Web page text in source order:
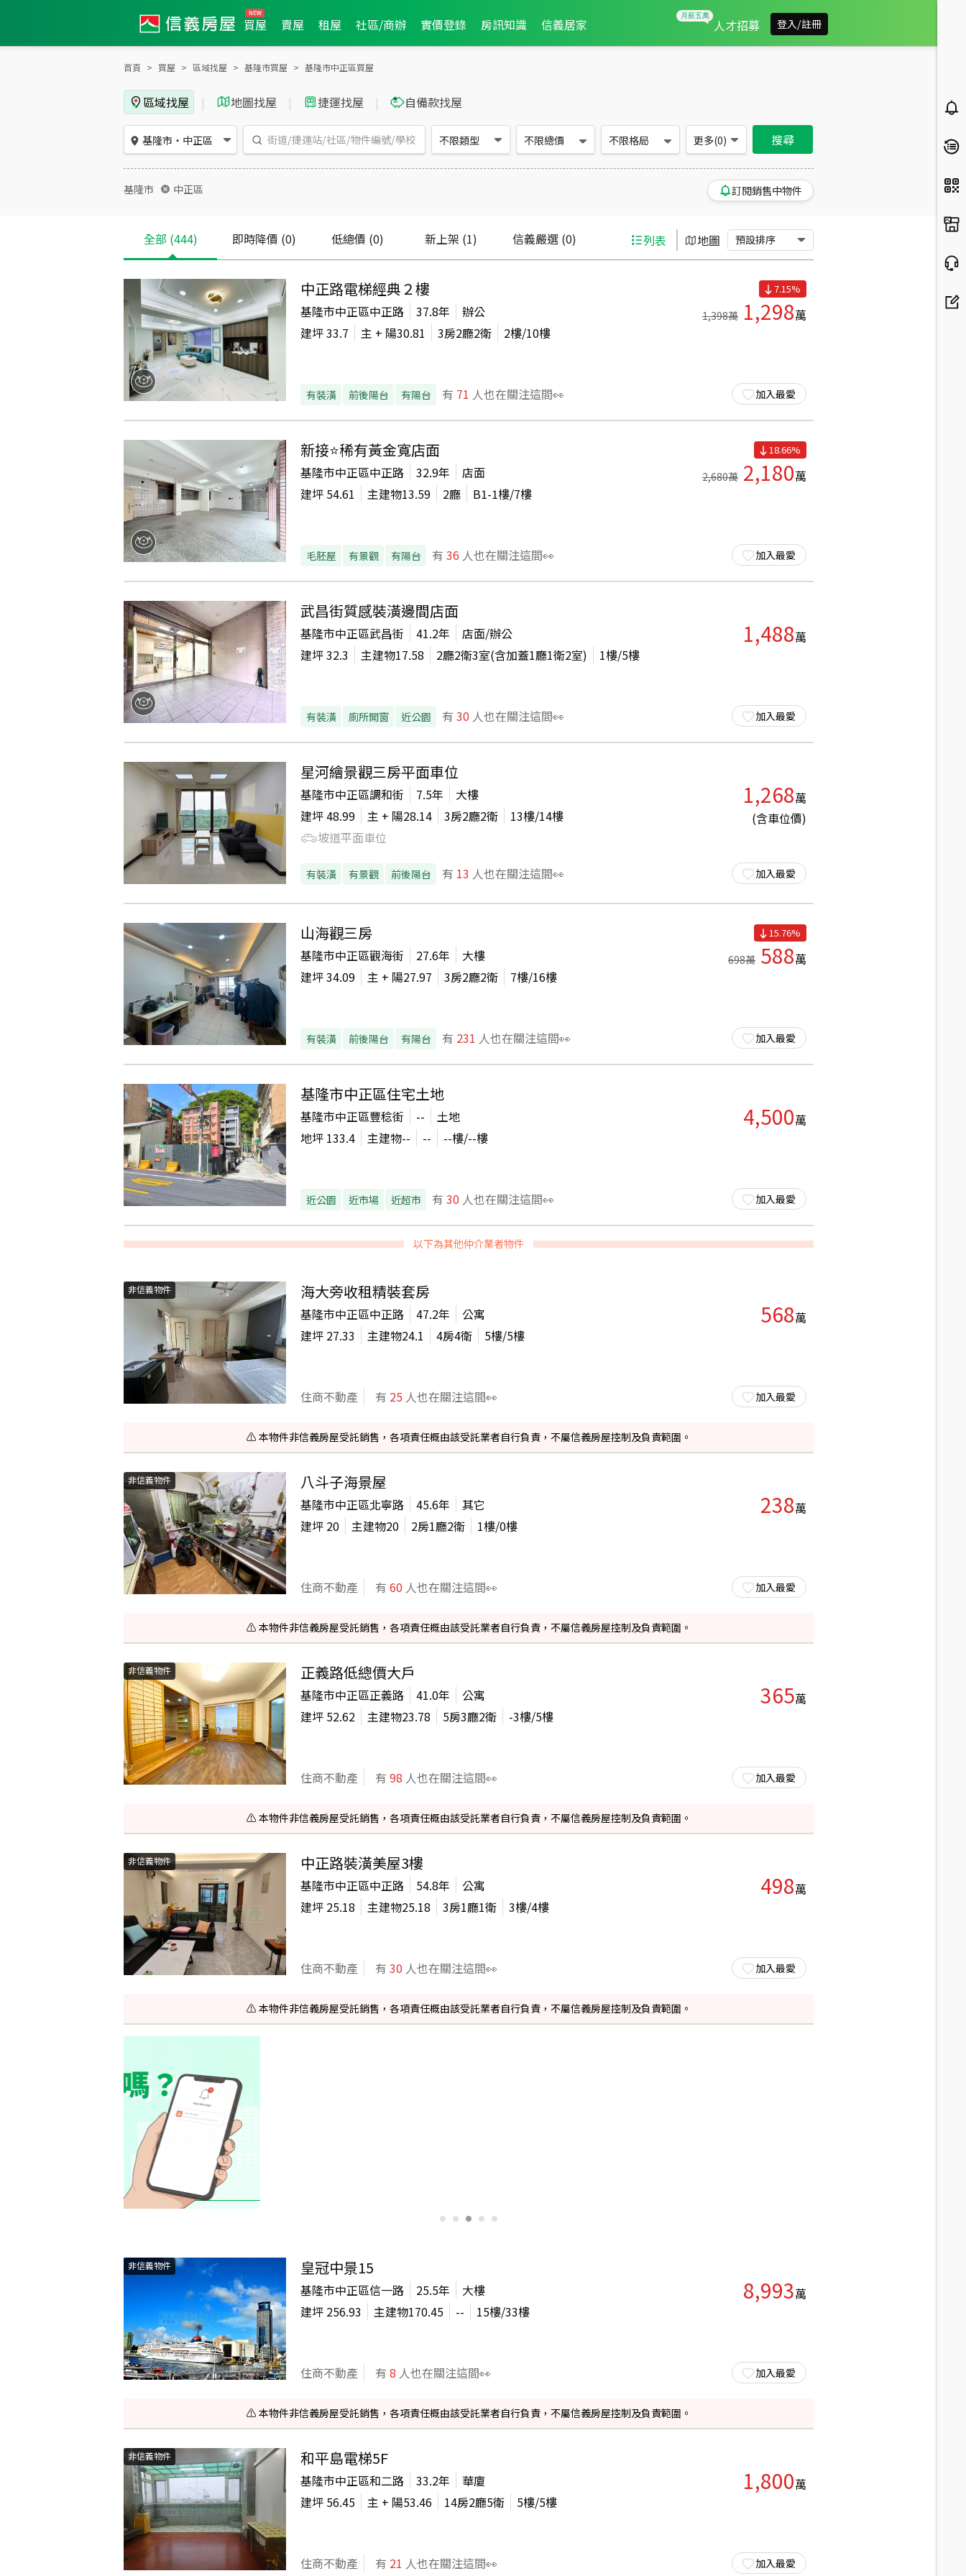
買屋 賣屋 租屋 社區/商辦 實價登錄 房訊知識 信義居家 人才招募 登入/註冊
首頁 買屋 區域找屋 基隆市買屋 基隆市中正區買屋
區域找屋 | 地圖找屋 | 捷運找屋 | 自備款找屋
基隆市 ・ 中正區 不限類型 不限總價 不限格局 更多(0) 搜尋
基隆市 中正區 訂閱銷售中物件
全部 (444) 即時降價 (0) 低總價 (0) 新上架 (1) 信義嚴選(0) 列表 地圖 預設排序
中正路電梯經典２樓
基隆市中正區中正路 37.8年
辦公
建坪33.7 主 + 陽30.81 3房2廳2衛 2樓/10樓
有裝潢 前後陽台 有陽台 有 71 人也在關注這間👀
7.15%
1,398萬 1,298萬
加入最愛
新接⭐稀有黃金寬店面
基隆市中正區中正路 32.9年
店面
建坪 54.61 主建物13.59 2廳 B1-1樓/7樓
毛胚屋 有景觀 有陽台 有 36 人也在關注這間👀
18.66%
2,680萬 2,180萬
加入最愛
武昌街質感裝潢邊間店面
基隆市中正區武昌街 41.2年
店面/辦公
建坪32.3 主建物17.58 2廳2衛3室(含加蓋1廳1衛2室) 1樓/5樓
有裝潢 廁所開窗 近公園 有 30 人也在關注這間👀
1,488萬
加入最愛
星河繪景觀三房平面車位
基隆市中正區調和街 7.5年
大樓
建坪48.99 主 + 陽28.14 3房2廳2衛 13樓/14樓
坡道平面車位
有裝潢 有景觀 前後陽台 有 13 人也在關注這間👀
1,268萬
(含車位價)
加入最愛
山海觀三房
基隆市中正區觀海街 27.6年
大樓
建坪34.09 主 + 陽27.97 3房2廳2衛 7樓/16樓
有裝潢 前後陽台 有陽台 有 231 人也在關注這間👀
15.76%
698萬 588萬
加入最愛
基隆市中正區住宅土地
基隆市中正區豐稔街 --
土地
地坪 133.4 主建物-- -- --樓/--樓
近公園 近市場 近超市 有 30 人也在關注這間👀
4,500萬
加入最愛
以下為其他仲介業者物件
非信義物件 海大旁收租精裝套房
基隆市中正區中正路 47.2年
公寓
建坪 27.33 主建物24.1 4房4衛 5樓/5樓
住商不動產 有 25 人也在關注這間👀
568萬
加入最愛
⚠️ 本物件非信義房屋受託銷售，各項責任概由該受託業者自行負責，不屬信義房屋控制及負責範圍。
非信義物件 八斗子海景屋
基隆市中正區北寧路 45.6年
其它
建坪 20 主建物20 2房1廳2衛 1樓/0樓
住商不動產 有 60 人也在關注這間👀
238萬
加入最愛
⚠️ 本物件非信義房屋受託銷售，各項責任概由該受託業者自行負責，不屬信義房屋控制及負責範圍。
非信義物件 正義路低總價大戶
基隆市中正區正義路 41.0年
公寓
建坪 52.62 主建物23.78 5房3廳2衛 -3樓/5樓
住商不動產 有 98 人也在關注這間👀
365萬
加入最愛
⚠️ 本物件非信義房屋受託銷售，各項責任概由該受託業者自行負責，不屬信義房屋控制及負責範圍。
非信義物件 中正路裝潢美屋3樓
基隆市中正區中正路 54.8年
公寓
建坪 25.18 主建物25.18 3房1廳1衛 3樓/4樓
住商不動產 有 30 人也在關注這間👀
498萬
加入最愛
⚠️ 本物件非信義房屋受託銷售，各項責任概由該受託業者自行負責，不屬信義房屋控制及負責範圍。
非信義物件 皇冠中景15
基隆市中正區信一路 25.5年
大樓
建坪 256.93 主建物170.45 -- 15樓/33樓
住商不動產 有 8 人也在關注這間👀
8,993萬
加入最愛
⚠️ 本物件非信義房屋受託銷售，各項責任概由該受託業者自行負責，不屬信義房屋控制及負責範圍。
非信義物件 和平島電梯5F
基隆市中正區和二路 33.2年
華廈
建坪 56.45 主 + 陽53.46 14房2廳5衛 5樓/5樓
住商不動產 有 21 人也在關注這間👀
1,800萬
加入最愛